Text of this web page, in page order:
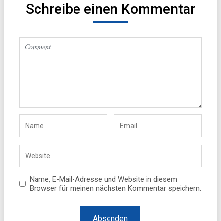
Schreibe einen Kommentar
Name, E-Mail-Adresse und Website in diesem
Browser für meinen nächsten Kommentar speichern.